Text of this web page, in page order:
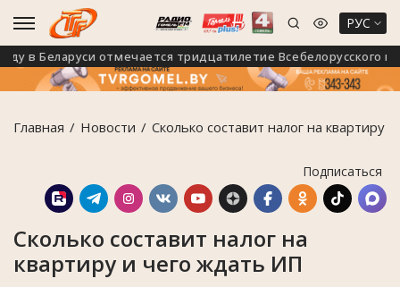
РУС
в Беларуси отмечается тридцатилетие Всебелорусского
Главная Новости Сколько составит налог на квартиру
Подписаться
Сколько составит налог на
квартиру и чего ждать ИП